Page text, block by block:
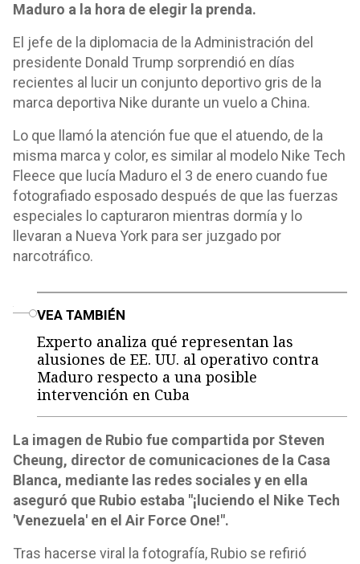
Maduro a la hora de elegir la prenda.
El jefe de la diplomacia de la Administración del
presidente Donald Trump sorprendió en días
recientes al lucir un conjunto deportivo gris de la
marca deportiva Nike durante un vuelo a China.
Lo que llamó la atención fue que el atuendo, de la
misma marca y color, es similar al modelo Nike Tech
Fleece que lucía Maduro el 3 de enero cuando fue
fotografiado esposado después de que las fuerzas
especiales lo capturaron mientras dormía y lo
llevaran a Nueva York para ser juzgado por
narcotráfico.
VEA TAMBIÉN
Experto analiza qué representan las
alusiones de EE. UU. al operativo contra
Maduro respecto a una posible
intervención en Cuba
La imagen de Rubio fue compartida por Steven
Cheung, director de comunicaciones de la Casa
Blanca, mediante las redes sociales y en ella
aseguró que Rubio estaba "¡luciendo el Nike Tech
'Venezuela' en el Air Force One!".
Tras hacerse viral la fotografía, Rubio se refirió